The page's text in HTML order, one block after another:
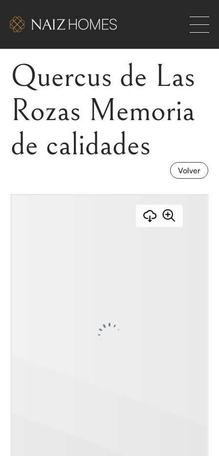
Hogares exclusivos para los que se atreven a
TAMBIÉN ES UN RETO
Quercus de Las
Rozas Memoria
de calidades
Volver